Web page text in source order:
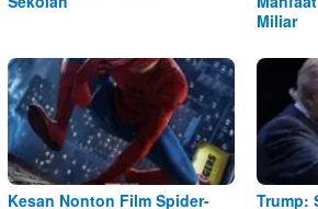
Miliar
Kesan Nonton Film Spider-
Trump: